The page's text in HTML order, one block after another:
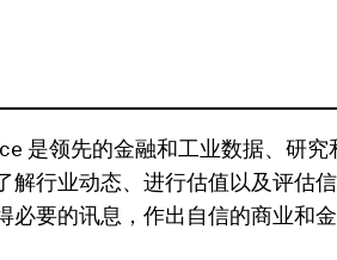
是领先的金融和工业数据、研究
解行业动态、进行估值以及评估
必要的讯息，作出自信的商业和金